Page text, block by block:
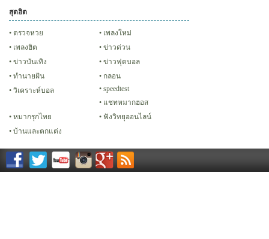
คลิป ภาพ ปฏิทิน 2556
Glitter
สุดฮิต
ตรวจหวย
เพลงใหม่
เพลงฮิต
ข่าวด่วน
ข่าวบันเทิง
ข่าวฟุตบอล
ทํานายฝัน
กลอน
วิเคราะห์บอล
speedtest
แชทหมากฮอส
หมากรุกไทย
ฟังวิทยุออนไลน์
บ้านและตกแต่ง